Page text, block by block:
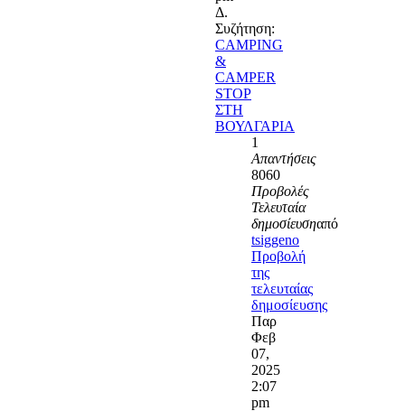
Δ.
Συζήτηση:
CAMPING
&
CAMPER
STOP
ΣΤΗ
ΒΟΥΛΓΑΡΙΑ
1
Απαντήσεις
8060
Προβολές
Τελευταία
δημοσίευσηαπό
tsiggeno
Προβολή
της
τελευταίας
δημοσίευσης
Παρ
Φεβ
07,
2025
2:07
pm